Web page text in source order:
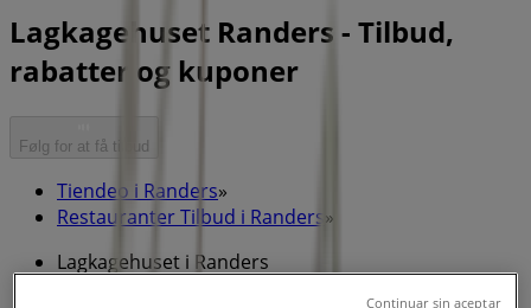
Lagkagehuset Randers - Tilbud,
rabatter og kuponer
Følg for at få tilbud
Tiendeo i Randers»
Restauranter Tilbud i Randers»
Lagkagehuset i Randers
Continuar sin aceptar